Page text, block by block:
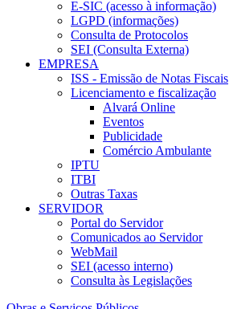
E-SIC (acesso à informação)
LGPD (informações)
Consulta de Protocolos
SEI (Consulta Externa)
EMPRESA
ISS - Emissão de Notas Fiscais
Licenciamento e fiscalização
Alvará Online
Eventos
Publicidade
Comércio Ambulante
IPTU
ITBI
Outras Taxas
SERVIDOR
Portal do Servidor
Comunicados ao Servidor
WebMail
SEI (acesso interno)
Consulta às Legislações